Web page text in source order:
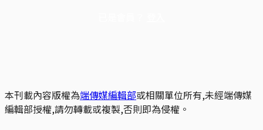
本刊載內容版權為端傳媒編輯部或相關單位所有,未經端傳媒
編輯部授權,請勿轉載或複製,否則即為侵權。